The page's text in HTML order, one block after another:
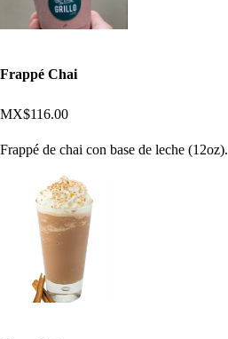
Frappé Chai
MX$116.00
Frappé de chai con base de leche (12oz).